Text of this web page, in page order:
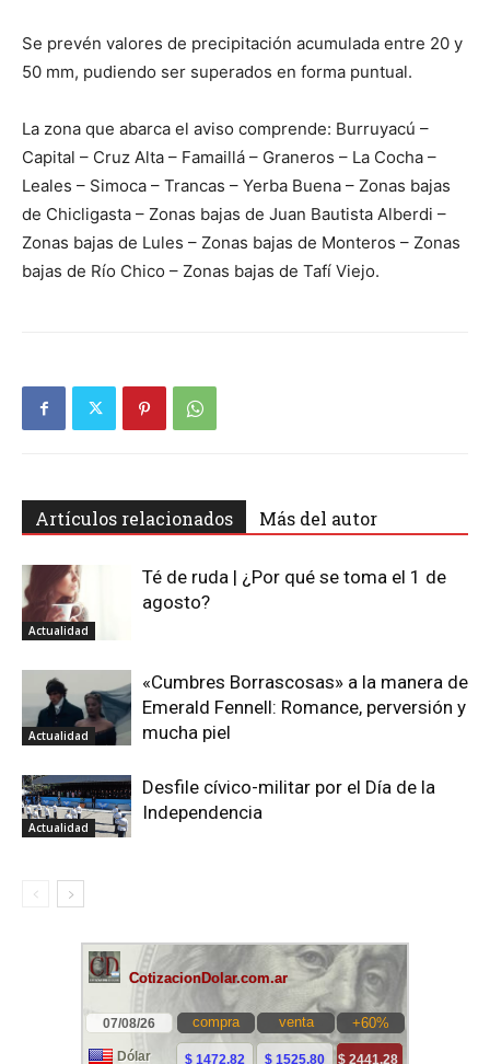
Se prevén valores de precipitación acumulada entre 20 y
50 mm, pudiendo ser superados en forma puntual.
La zona que abarca el aviso comprende: Burruyacú –
Capital – Cruz Alta – Famaillá – Graneros – La Cocha –
Leales – Simoca – Trancas – Yerba Buena – Zonas bajas
de Chicligasta – Zonas bajas de Juan Bautista Alberdi –
Zonas bajas de Lules – Zonas bajas de Monteros – Zonas
bajas de Río Chico – Zonas bajas de Tafí Viejo.
Artículos relacionados Más del autor
Actualidad
Té de ruda | ¿Por qué se toma el 1 de
agosto?
Actualidad
«Cumbres Borrascosas» a la manera de
Emerald Fennell: Romance, perversión y
mucha piel
Actualidad
Desfile cívico-militar por el Día de la
Independencia